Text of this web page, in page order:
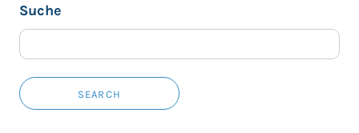
Suche
SEARCH